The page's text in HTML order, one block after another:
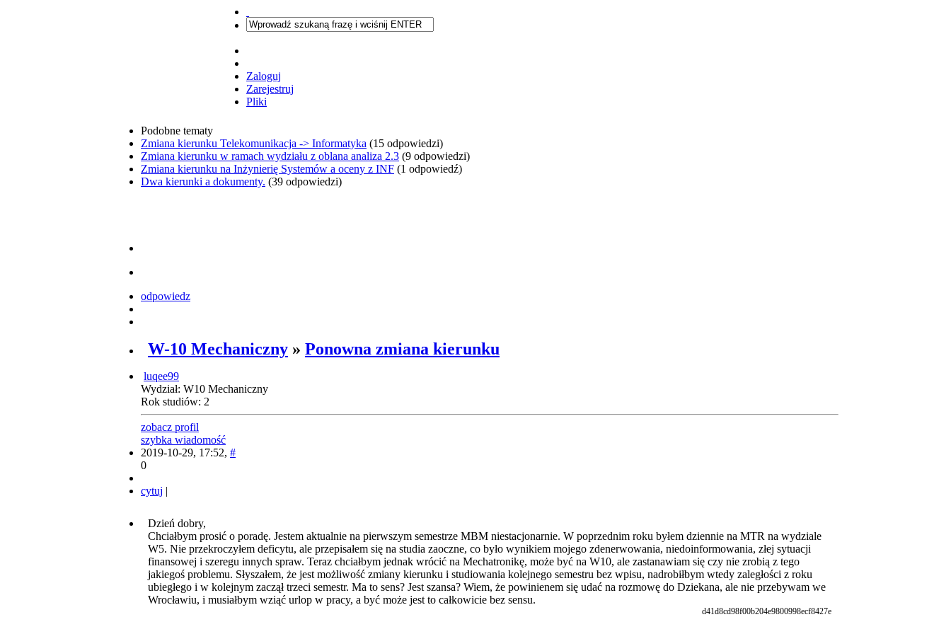
Zaloguj
Zarejestruj
Pliki
Podobne tematy
Zmiana kierunku Telekomunikacja -> Informatyka (15 odpowiedzi)
Zmiana kierunku w ramach wydziału z oblana analiza 2.3 (9 odpowiedzi)
Zmiana kierunku na Inżynierię Systemów a oceny z INF (1 odpowiedź)
Dwa kierunki a dokumenty. (39 odpowiedzi)
odpowiedz
W-10 Mechaniczny » Ponowna zmiana kierunku
luqee99
Wydział: W10 Mechaniczny
Rok studiów: 2
zobacz profil
szybka wiadomość
2019-10-29, 17:52, #
0
cytuj |
Dzień dobry,
Chciałbym prosić o poradę. Jestem aktualnie na pierwszym semestrze MBM niestacjonarnie. W poprzednim roku byłem dziennie na MTR na wydziale
W5. Nie przekroczyłem deficytu, ale przepisałem się na studia zaoczne, co było wynikiem mojego zdenerwowania, niedoinformowania, złej sytuacji
finansowej i szeregu innych spraw. Teraz chciałbym jednak wrócić na Mechatronikę, może być na W10, ale zastanawiam się czy nie zrobią z tego
jakiegoś problemu. Słyszałem, że jest możliwość zmiany kierunku i studiowania kolejnego semestru bez wpisu, nadrobiłbym wtedy zaległości z roku
ubiegłego i w kolejnym zaczął trzeci semestr. Ma to sens? Jest szansa? Wiem, że powinienem się udać na rozmowę do Dziekana, ale nie przebywam we
Wrocławiu, i musiałbym wziąć urlop w pracy, a być może jest to całkowicie bez sensu.
d41d8cd98f00b204e9800998ecf8427e